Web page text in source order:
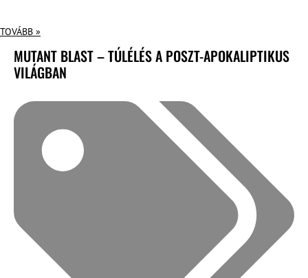
TOVÁBB »
MUTANT BLAST – TÚLÉLÉS A POSZT-APOKALIPTIKUS
VILÁGBAN